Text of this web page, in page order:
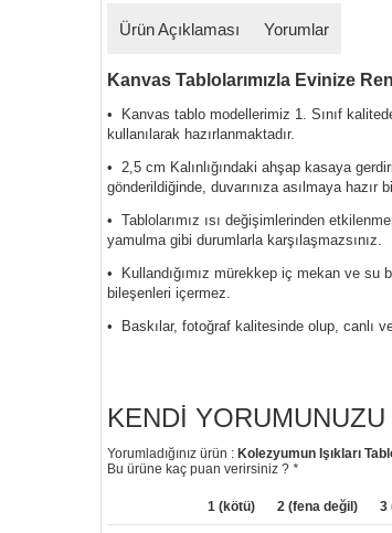
Ürün Açıklaması Yorumlar
Kanvas Tablolarımızla Evinize
• Kanvas tablo modellerimiz 1. Sınıf
kullanılarak hazırlanmaktadır.
• 2,5 cm Kalınlığındaki ahşap kasaya
gönderildiğinde, duvarınıza asılmaya hazır
• Tablolarımız ısı değişimlerinden
yamulma gibi durumlarla karşılaşmazsınız.
• Kullandığımız mürekkep iç mekan ve su
bileşenleri içermez.
• Baskılar, fotoğraf kalitesinde olup, canlı
KENDI YORUMUNUZU
Yorumladığınız ürün : Kolezyumun Işıkları
Bu ürüne kaç puan verirsiniz ? *
1 (kötü) 2 (fena değil) 3